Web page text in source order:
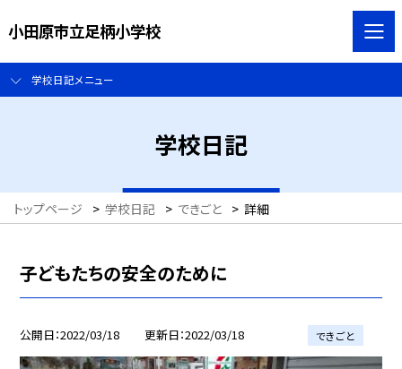
小田原市立足柄小学校
学校日記メニュー
学校日記
トップページ > 学校日記 > できごと > 詳細
子どもたちの安全のために
公開日 2022/03/18 更新日 2022/03/18 できごと